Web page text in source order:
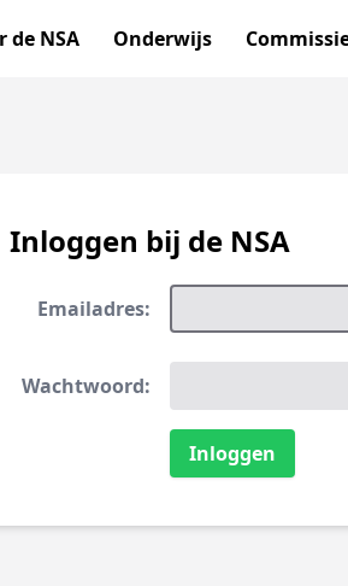
de NSA Onderwijs
Inloggen bij de NSA
Emailadres:
Wachtwoord: